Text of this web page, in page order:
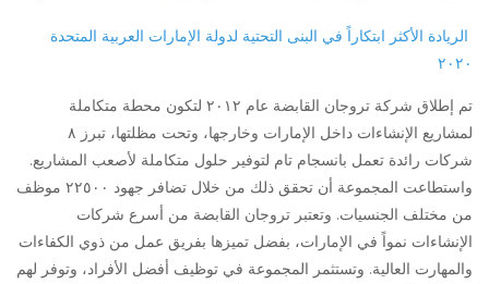
الريادة الأكثر ابتكاراً في البنى التحتية لدولة الإمارات العربية المتحدة
٢٠٢٠
تم إطلاق شركة تروجان القابضة عام ٢٠١٢ لتكون محطة متكاملة
لمشاريع الإنشاءات داخل الإمارات وخارجها، وتحت مظلتها، تبرز ٨
شركات رائدة تعمل بانسجام تام لتوفير حلول متكاملة لأصعب المشاريع.
واستطاعت المجموعة أن تحقق ذلك من خلال تضافر جهود ٢٢٥٠٠
موظف
من مختلف الجنسيات. وتعتبر تروجان القابضة من أسرع شركات
الإنشاءات نمواً في الإمارات، بفضل تميزها بفريق عمل من ذوي الكفاءات
والمهارت العالية. وتستثمر المجموعة في توظيف أفضل الأفراد، وتوفر لهم